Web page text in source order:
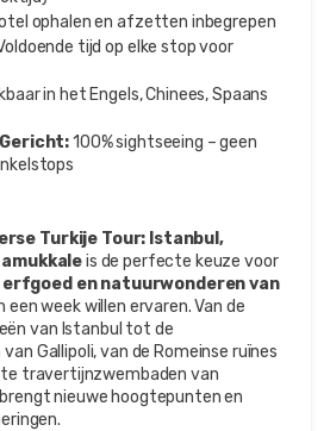
ophalen en afzetten inbegrepen
tijd op elke stop voor
in het Engels, Chinees, Spaans
100% sightseeing – geen
Turkije Tour: Istanbul,
is de perfecte keuze voor
erfgoed en natuurwonderen van
een week willen ervaren. Van de
van Istanbul tot de
Gallipoli, van de Romeinse ruïnes
travertijnzwembaden van
nieuwe hoogtepunten en